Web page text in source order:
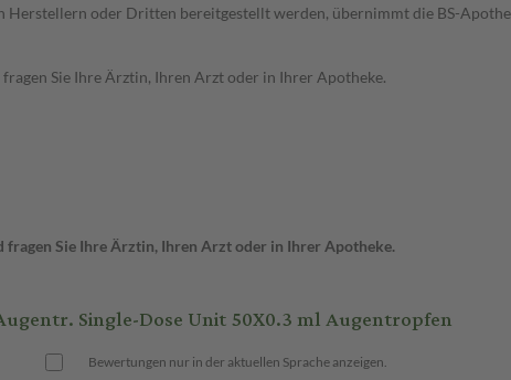
oder Dritten bereitgestellt werden, übernimmt die BS-
Sie Ihre Ärztin, Ihren Arzt oder in Ihrer Apotheke.
fragen Sie Ihre Ärztin, Ihren Arzt oder in Ihrer Apotheke.
Single-Dose Unit 50X0.3 ml Augentropfen
Bewertungen nur in der aktuellen Sprache anzeigen.